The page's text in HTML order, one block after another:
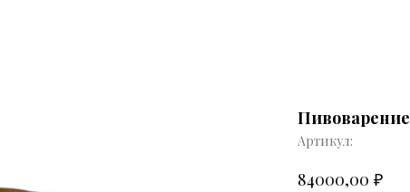
Пивоварение
Артикул:
84000,00 ₽